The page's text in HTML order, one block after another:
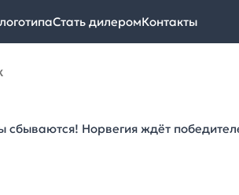
Стать дилеромКонтакты
сбываются! Норвегия ждёт